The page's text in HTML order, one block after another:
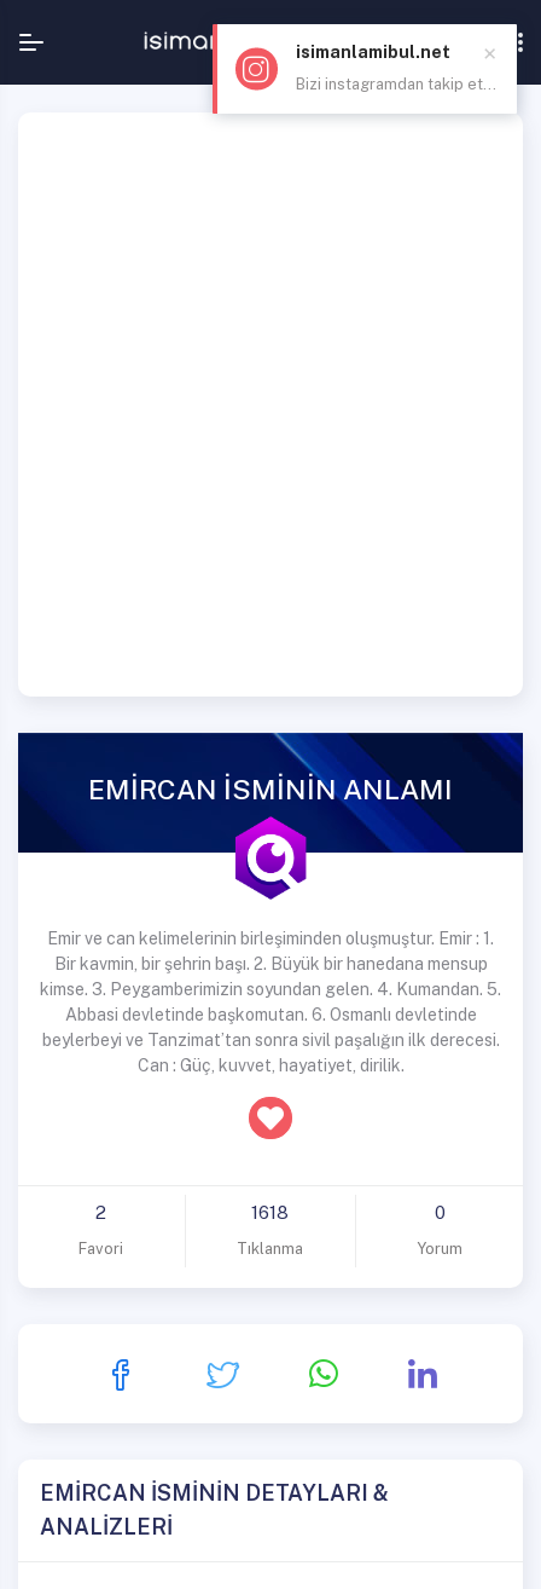
EMİRCAN İSMİNİN ANLAMI
Emir ve can kelimelerinin birleşiminden oluşmuştur. Emir : 1.
Bir kavmin, bir şehrin başı. 2. Büyük bir hanedana mensup
kimse. 3. Peygamberimizin soyundan gelen. 4. Kumandan. 5.
Abbasi devletinde başkomutan. 6. Osmanlı devletinde
beylerbeyi ve Tanzimat’tan sonra sivil paşalığın ilk derecesi.
Can : Güç, kuvvet, hayatiyet, dirilik.
2
Favori
1618
Tıklanma
0
Yorum
EMİRCAN İSMİNİN DETAYLARI &
ANALİZLERİ
Bizi instagramdan takip et...